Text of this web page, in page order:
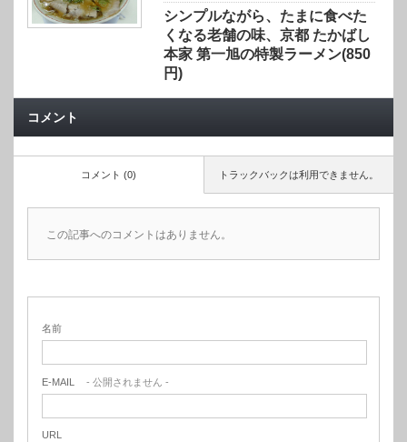
シンプルながら、たまに食べた
くなる老舗の味、京都 たかばし
本家 第一旭の特製ラーメン(850
円)
コメント
トラックバックは利用できません。
コメント (0)
この記事へのコメントはありません。
名前
E-MAIL - 公開されません -
URL